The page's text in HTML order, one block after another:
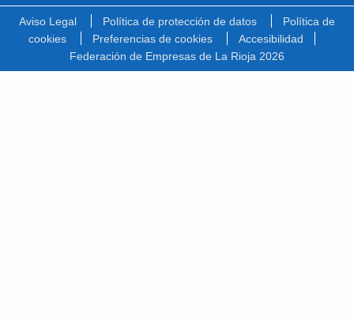
Aviso Legal Política de protección de datos
Política de
cookies
Preferencias de cookies
Accesibilidad
Federación de Empresas de La Rioja 2026